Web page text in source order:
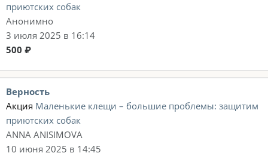
приютских собак
Анонимно
3 июля 2025 в 16:14
500 ₽
Верность
Акция Маленькие клещи – большие проблемы: защитим
приютских собак
ANNA ANISIMOVA
10 июня 2025 в 14:45